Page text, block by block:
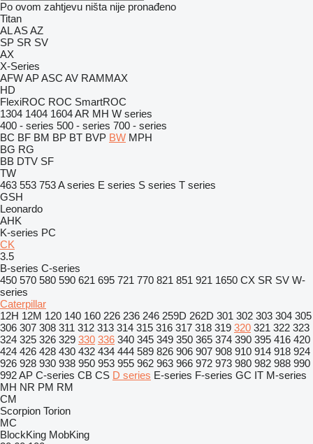
Po ovom zahtjevu ništa nije pronađeno
Titan
ALASAZ
SP SR SV
AX
X-Series
AFWAPASC AV RAMMAX
HD
FlexiROC ROC SmartROC
1304 1404 1604AR MH W series
400 - series 500 - series 700 - series
BC BF BM BP BT BVP BW MPH
BG RG
BB DTV SF
TW
463 553 753A series E series S series T series
GSH
Leonardo
AHK
K-series PC
CK
3.5
B-series C-series
450 570 580 590 621 695 721 770 821 851 921 1650 CX SR SV W-
series
Caterpillar
12H 12M 120 140 160 226 236 246 259D 262D 301 302 303 304 305
306 307 308 311 312 313 314 315 316 317 318 319 320 321 322 323
324 325 326 329 330 336 340 345 349 350 365 374 390 395 416 420
424 426 428 430 432 434 444 589 826 906 907 908 910 914 918 924
926 928 930 938 950 953 955 962 963 966 972 973 980 982 988 990
992AP C-series CB CS D series E-series F-series GC IT M-series
MH NR PM RM
CM
Scorpion Torion
MC
BlockKing MobKing